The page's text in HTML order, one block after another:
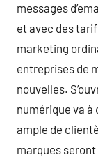
messages
et avec des
marketing
entreprises de
nouvelles.
numérique va à
ample de
marques seront